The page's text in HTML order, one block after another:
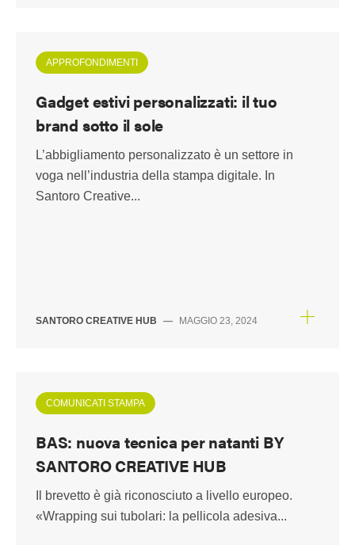
APPROFONDIMENTI
Gadget estivi personalizzati: il tuo
brand sotto il sole
L’abbigliamento personalizzato è un settore in
voga nell’industria della stampa digitale. In
Santoro Creative...
SANTORO CREATIVE HUB — MAGGIO 23, 2024
COMUNICATI STAMPA
BAS: nuova tecnica per natanti BY
SANTORO CREATIVE HUB
Il brevetto è già riconosciuto a livello europeo.
«Wrapping sui tubolari: la pellicola adesiva...